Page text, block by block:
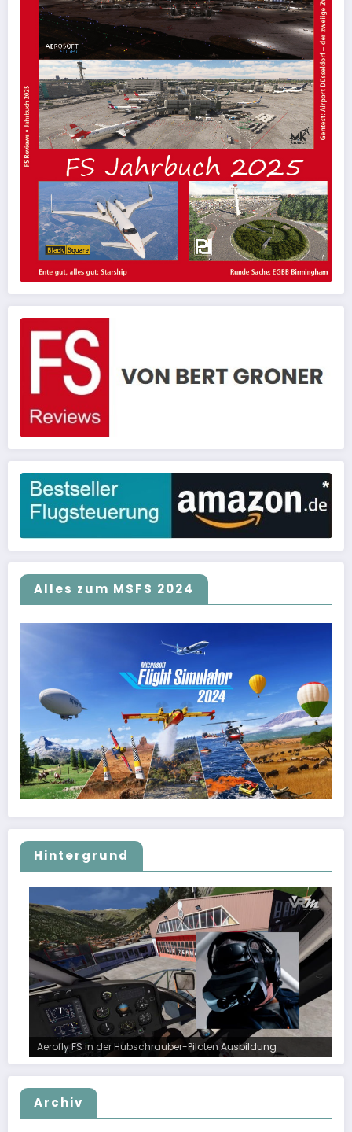
Alles zum MSFS 2024
Hintergrund
Aerofly FS in der Hubschrauber-Piloten Ausbildung
Archiv